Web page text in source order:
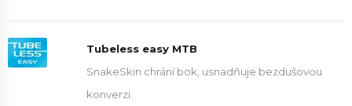
Tubeless easy MTB
SnakeSkin chrání bok, usnadňuje bezdušovou
konverzi.